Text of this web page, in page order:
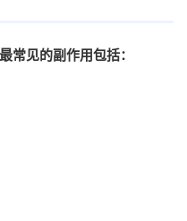
常见的副作用包括：